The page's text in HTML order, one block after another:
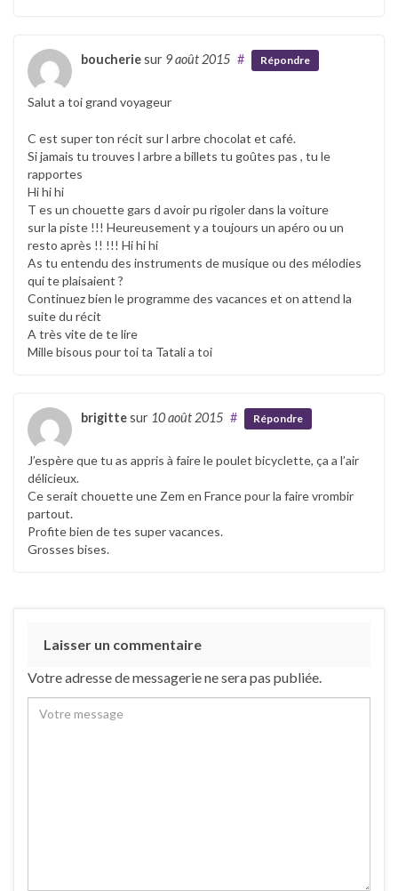
boucheriesur 9 août 2015 # Répondre
Salut a toi grand voyageur
C est super ton récit sur l arbre chocolat et café.
Si jamais tu trouves l arbre a billets tu goûtes pas , tu le
rapportes
Hi hi hi
T es un chouette gars d avoir pu rigoler dans la voiture
sur la piste !!! Heureusement y a toujours un apéro ou un
resto après !! !!! Hi hi hi
As tu entendu des instruments de musique ou des mélodies
qui te plaisaient ?
Continuez bien le programme des vacances et on attend la
suite du récit
A très vite de te lire
Mille bisous pour toi ta Tatali a toi
brigittesur 10 août 2015 # Répondre
J’espère que tu as appris à faire le poulet bicyclette, ça a l’air
délicieux.
Ce serait chouette une Zem en France pour la faire vrombir
partout.
Profite bien de tes super vacances.
Grosses bises.
Laisser un commentaire
Votre adresse de messagerie ne sera pas publiée.